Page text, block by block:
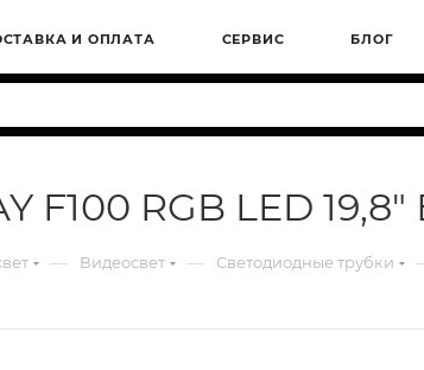
И ОПЛАТА СЕРВИС БЛОГ
F100 RGB LED
— Видеосвет — Светодиодные трубки